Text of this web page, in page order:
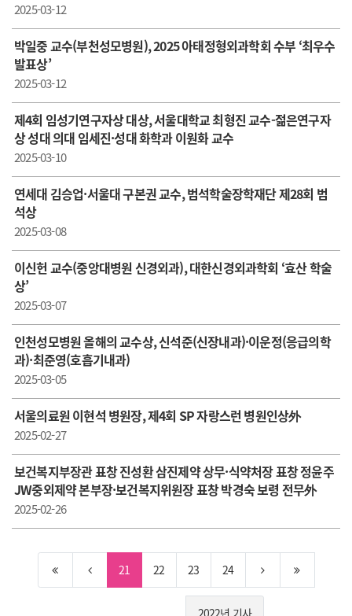
2025-03-12
박일중 교수(부천성모병원), 2025 아태정형외과학회 수부 ‘최우수
발표상’
2025-03-12
제4회 임성기연구자상 대상, 서울대학교 최형진 교수-젊은연구자
상 성대 의대 임세진·성대 화학과 이원화 교수
2025-03-10
연세대 김승업·서울대 구본권 교수, 범석학술장학재단 제28회 범
석상
2025-03-08
이신헌 교수(중앙대병원 신경외과), 대한신경외과학회 ‘효산 학술
상’
2025-03-07
인천성모병원 올해의 교수상, 신석준(신장내과)·이운정(응급의학
과)·최준영(호흡기내과)
2025-03-05
서울의료원 이현석 병원장, 제4회 SP 자랑스런 병원인상外
2025-02-27
보건복지부장관 표창 진성환 삼진제약 상무·식약처장 표창 정윤주
JW중외제약 본부장·보건복지위원장 표창 박경숙 보령 전무外
2025-02-26
21 22 23 24
2022년 기사